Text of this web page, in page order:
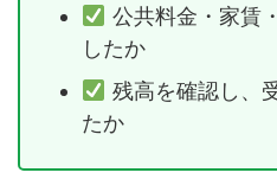
公共料金・家賃
したか
残高を確認し、
たか